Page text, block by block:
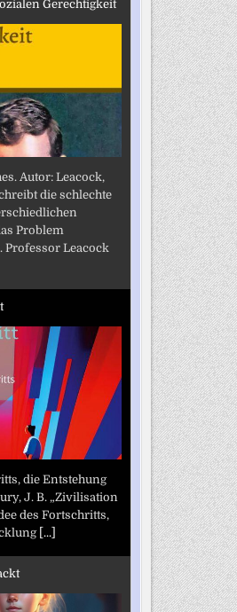
Gerechtigkeit
Autor: Leacock,
die schlechte
Problem
Professor Leacock
die Entstehung
J. B. „Zivilisation
des Fortschritts,
[...]